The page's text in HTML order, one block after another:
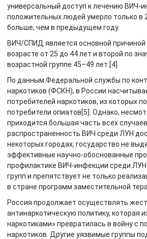
универсальный доступ к лечению ВИЧ-
положительных людей умерло только в
больше, чем в предыдущем году.
ВИЧ/СПИД является основной причиной
возрасте от 25 до 44 лет и второй по
возрастной группе 45–49 лет.[4]
По данным Федеральной службы по
наркотиков (ФСКН), в России
потребителей наркотиков, из которых
потребители опиатов[5]. Однако,
приходится большая часть всех
распространенность ВИЧ среди ЛУН
некоторых городах, государство не
эффективные научно-обоснованные
профилактике ВИЧ-инфекции среди ЛУН
групп и препятствует не только
в стране программ заместительной
Россия продолжает осуществлять
антинаркотическую политику, которая
наркотиками» превратилась в войну с
наркотиков. Другие уязвимые группы